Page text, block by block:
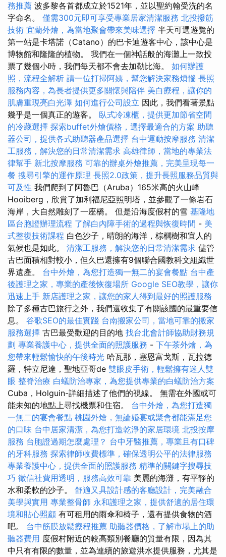
務推薦 波多黎各首都成立於1521年，並以聖約翰受洗的名
字命名。 僅需300元即可享受專業居家清潔服務 北投撥筋
技術 宜蘭外燴，為當地聚會帶來美味選擇 半天可選遊覽的
第一站是卡塔諾（Catano）的巴卡迪遊客中心，該中心是
博物館和隆隆的植物。 我們在一個神話般的海灘上一致投
票了幾個小時，我們每天都不會去加勒比海。 如何辦護
照，流程全解析 請一位打掃阿姨，幫您解決家務煩惱 長照
服務內容，為長者提供更多關懷與陪伴 美白療程，讓你的
肌膚重現亮白光澤 如何進行公司設立 因此，我們看著景點
幾乎是一個真正的遊客。 臥式冷凍櫃，提供更加節省空間
的冷藏選擇 探索buffet外燴價格，選擇最適合的方案 助聽
器公司，提供各式助聽器產品選擇 台中運動按摩服務 清潔
工服務，解決您的日常清潔需求 高雄律師，當地的專業法
律幫手 新北按摩服務 可靠的辦桌外燴推薦，完美呈現每一
餐 搜尋引擎的運作原理 長照2.0政策，提升長照服務品質與
可及性 我們爬到了阿魯巴（Aruba）165米高的火山峰
Hooiberg，欣賞了加利福尼亞照明塔，並參觀了一條岩石
海岸，大自然雕刻了一座橋。 但是沿海度假村的雪 基隆地
區台胞證辦理流程 了解白內障手術的過程與恢復時間 - 美
式整復技術課程 白色沙子，晴朗的海洋，棕櫚樹和宜人的
氣候也是如此。 清潔工服務，解決您的日常清潔需求 儘管
古巴面積相對較小，但久巴還擁有9個聯合國教科文組織世
界遺產。 台中外燴，為您打造獨一無二的宴會餐點 台中產
後護理之家，專業的產後恢復場所 Google SEO教學，讓你
迅速上手 新店護理之家，讓您的家人得到最好的照護服務
除了多種古巴旅行之外，我們還收集了有關該國的最重要信
息。 谷歌SEO的最佳實踐 台南搬家公司，當地可靠的搬家
服務選擇 古巴最受歡迎的目的地 找台北會計師協助財務規
劃 專業養護中心，提供全面的照護服務 - 下午茶外燴，為
您帶來輕鬆愉快的午後時光 哈瓦那，塞恩富戈斯，瓦拉德
羅，特立尼達，聖地亞哥de 雙眼皮手術，輕鬆擁有迷人雙
眼 整脊治療 白蟻防治專家，為您提供專業的白蟻防治方案
Cuba，Holguin-詳細描述了他們的視線。 無需在外國或可
能未知的地點上尋找機票和住宿。 台中外燴，為您打造獨
一無二的宴會餐點 桃園外燴，無論婚宴或聚會都能滿足您
的口味 台中居家清潔，為您打造乾淨的家居環境 北投按摩
服務 台胞證過期怎麼處理？ 台中牙醫推薦，專業且有口碑
的牙科服務 探索律師收費標準，確保透明公平的法律服務
專業養護中心，提供全面的照護服務 精準的關鍵字搜尋技
巧 徵信社費用透明，服務高效可靠 美麗的海灘，有平靜的
水和柔軟的沙子。 舒適又具設計感的客廳設計，完美融合
美學與實用 專業整骨師 永和護理之家，提供舒適的居住環
境和貼心照顧 有可租用的雨傘和椅子，還有提供食物的酒
吧。 台中筋膜放鬆療程推薦 助聽器價格，了解市場上的助
聽器費用 度假村附近的較高類別餐廳的質量有限，因為其
中只有有限的數量，並為連續的旅遊洪水提供服務，尤其是